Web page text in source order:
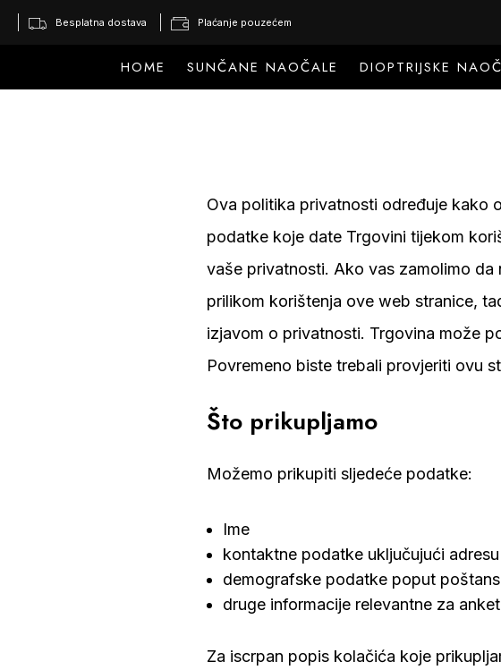
Besplatna dostava Plaćanje pouzećem
HOME SUNČANE NAOČALE DIOPTRIJSKE
Ova politika privatnosti određuje kako
podatke koje date Trgovini tijekom
vaše privatnosti. Ako vas zamolimo
prilikom korištenja ove web stranice,
izjavom o privatnosti. Trgovina može
Povremeno biste trebali provjeriti ovu
Što prikupljamo
Možemo prikupiti sljedeće podatke:
Ime
kontaktne podatke uključujući
demografske podatke poput
druge informacije relevantne za
Za iscrpan popis kolačića koje